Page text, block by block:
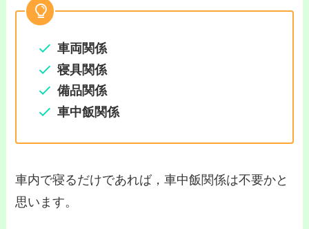
車両関係
寝具関係
備品関係
車中飯関係
車内で寝るだけであれば，車中飯関係は不要かと
思います。